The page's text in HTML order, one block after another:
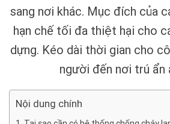
sang nơi khác. Mục đích của
hạn chế tối đa thiệt hại cho
dựng. Kéo dài thời gian cho
người đến nơi trú ẩn
Nội dung chính